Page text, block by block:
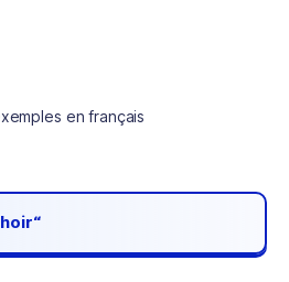
en français